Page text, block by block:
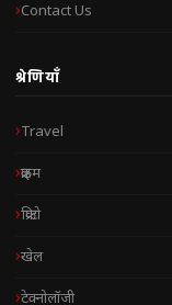
Contact Us
श्रेणियाँ
Travel
क्राइम
क्रिप्टो
खेल
टेक्नोलॉजी